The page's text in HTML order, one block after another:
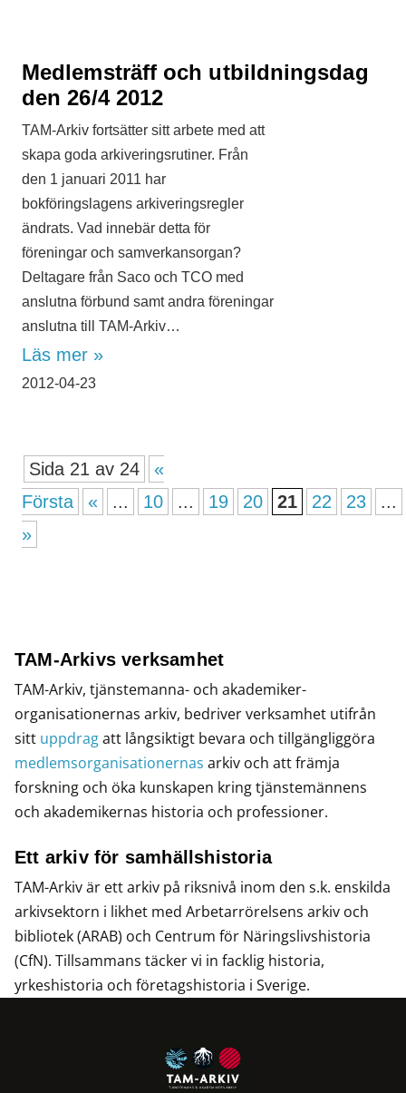
TAM-Arkivs verksamhet
TAM-Arkiv, tjänstemanna- och akademiker­
organisationernas arkiv, bedriver verksamhet utifrån
sitt uppdragatt långsiktigt bevara och tillgängliggöra
medlems­organisatio­nernas arkiv och att främja
forskning och öka kunskapen kring tjänstemännens
och akademikernas historia och professioner.
Ett arkiv för samhällshistoria
TAM-Arkiv är ett arkiv på riksnivå inom den s.k. enskilda
arkivsektorn i likhet med Arbetarrörelsens arkiv och
bibliotek (ARAB) och Centrum för Näringslivshistoria
(CfN). Tillsammans täcker vi in facklig historia,
yrkeshistoria och företagshistoria i Sverige.
Medlemsträff och utbildningsdag
den 26/4 2012
TAM-Arkiv fortsätter sitt arbete med att
skapa goda arkiveringsrutiner. Från
den 1 januari 2011 har
bokföringslagens arkiveringsregler
ändrats. Vad innebär detta för
föreningar och samverkansorgan?
Deltagare från Saco och TCO med
anslutna förbund samt andra föreningar
anslutna till TAM-Arkiv…
Läs mer »
2012-04-23
Sida 21 av 24
«
Första
« ... 10 ... 19 20 21 22 23
...
»